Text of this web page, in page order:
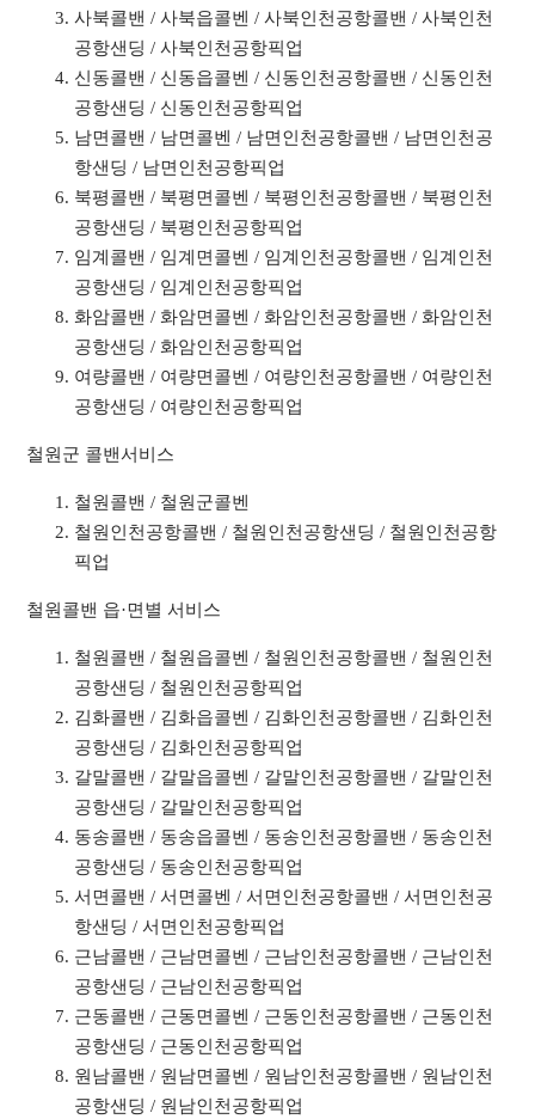
사북콜밴 / 사북읍콜벤 / 사북인천공항콜밴 / 사북인천
공항샌딩 / 사북인천공항픽업
신동콜밴 / 신동읍콜벤 / 신동인천공항콜밴 / 신동인천
공항샌딩 / 신동인천공항픽업
남면콜밴 / 남면콜벤 / 남면인천공항콜밴 / 남면인천공
항샌딩 / 남면인천공항픽업
북평콜밴 / 북평면콜벤 / 북평인천공항콜밴 / 북평인천
공항샌딩 / 북평인천공항픽업
임계콜밴 / 임계면콜벤 / 임계인천공항콜밴 / 임계인천
공항샌딩 / 임계인천공항픽업
화암콜밴 / 화암면콜벤 / 화암인천공항콜밴 / 화암인천
공항샌딩 / 화암인천공항픽업
여량콜밴 / 여량면콜벤 / 여량인천공항콜밴 / 여량인천
공항샌딩 / 여량인천공항픽업
철원군 콜밴서비스
철원콜밴 / 철원군콜벤
철원인천공항콜밴 / 철원인천공항샌딩 / 철원인천공항
픽업
철원콜밴 읍·면별 서비스
철원콜밴 / 철원읍콜벤 / 철원인천공항콜밴 / 철원인천
공항샌딩 / 철원인천공항픽업
김화콜밴 / 김화읍콜벤 / 김화인천공항콜밴 / 김화인천
공항샌딩 / 김화인천공항픽업
갈말콜밴 / 갈말읍콜벤 / 갈말인천공항콜밴 / 갈말인천
공항샌딩 / 갈말인천공항픽업
동송콜밴 / 동송읍콜벤 / 동송인천공항콜밴 / 동송인천
공항샌딩 / 동송인천공항픽업
서면콜밴 / 서면콜벤 / 서면인천공항콜밴 / 서면인천공
항샌딩 / 서면인천공항픽업
근남콜밴 / 근남면콜벤 / 근남인천공항콜밴 / 근남인천
공항샌딩 / 근남인천공항픽업
근동콜밴 / 근동면콜벤 / 근동인천공항콜밴 / 근동인천
공항샌딩 / 근동인천공항픽업
원남콜밴 / 원남면콜벤 / 원남인천공항콜밴 / 원남인천
공항샌딩 / 원남인천공항픽업